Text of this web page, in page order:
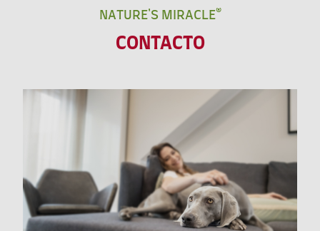
NATURE'S MIRACLE®
CONTACTO